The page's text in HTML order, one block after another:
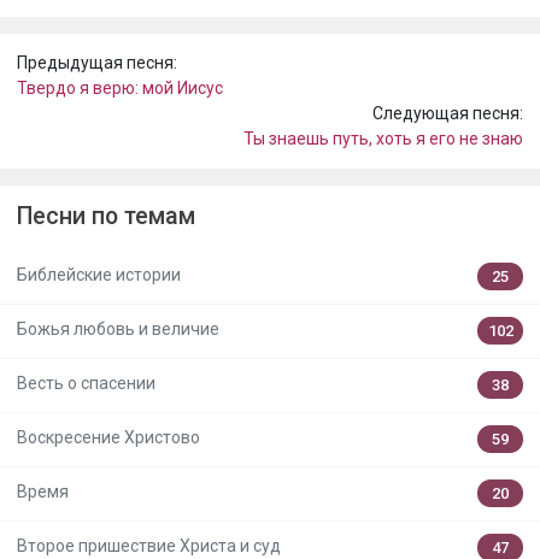
Предыдущая песня:
Твердо я верю: мой Иисус
Следующая песня:
Ты знаешь путь, хоть я его не знаю
Песни по темам
Библейские истории 25
Божья любовь и величие 102
Весть о спасении 38
Воскресение Христово 59
Время 20
Второе пришествие Христа и суд 47